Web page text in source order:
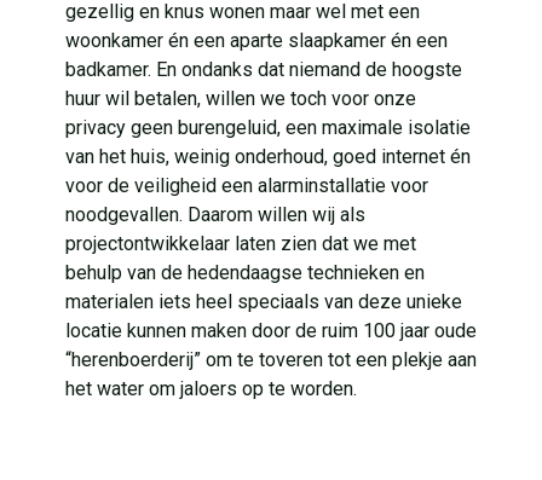
gezellig en knus wonen maar wel met een
woonkamer én een aparte slaapkamer én een
badkamer. En ondanks dat niemand de hoogste
huur wil betalen, willen we toch voor onze
privacy geen burengeluid, een maximale isolatie
van het huis, weinig onderhoud, goed internet én
voor de veiligheid een alarminstallatie voor
noodgevallen. Daarom willen wij als
projectontwikkelaar laten zien dat we met
behulp van de hedendaagse technieken en
materialen iets heel speciaals van deze unieke
locatie kunnen maken door de ruim 100 jaar oude
“herenboerderij” om te toveren tot een plekje aan
het water om jaloers op te worden.